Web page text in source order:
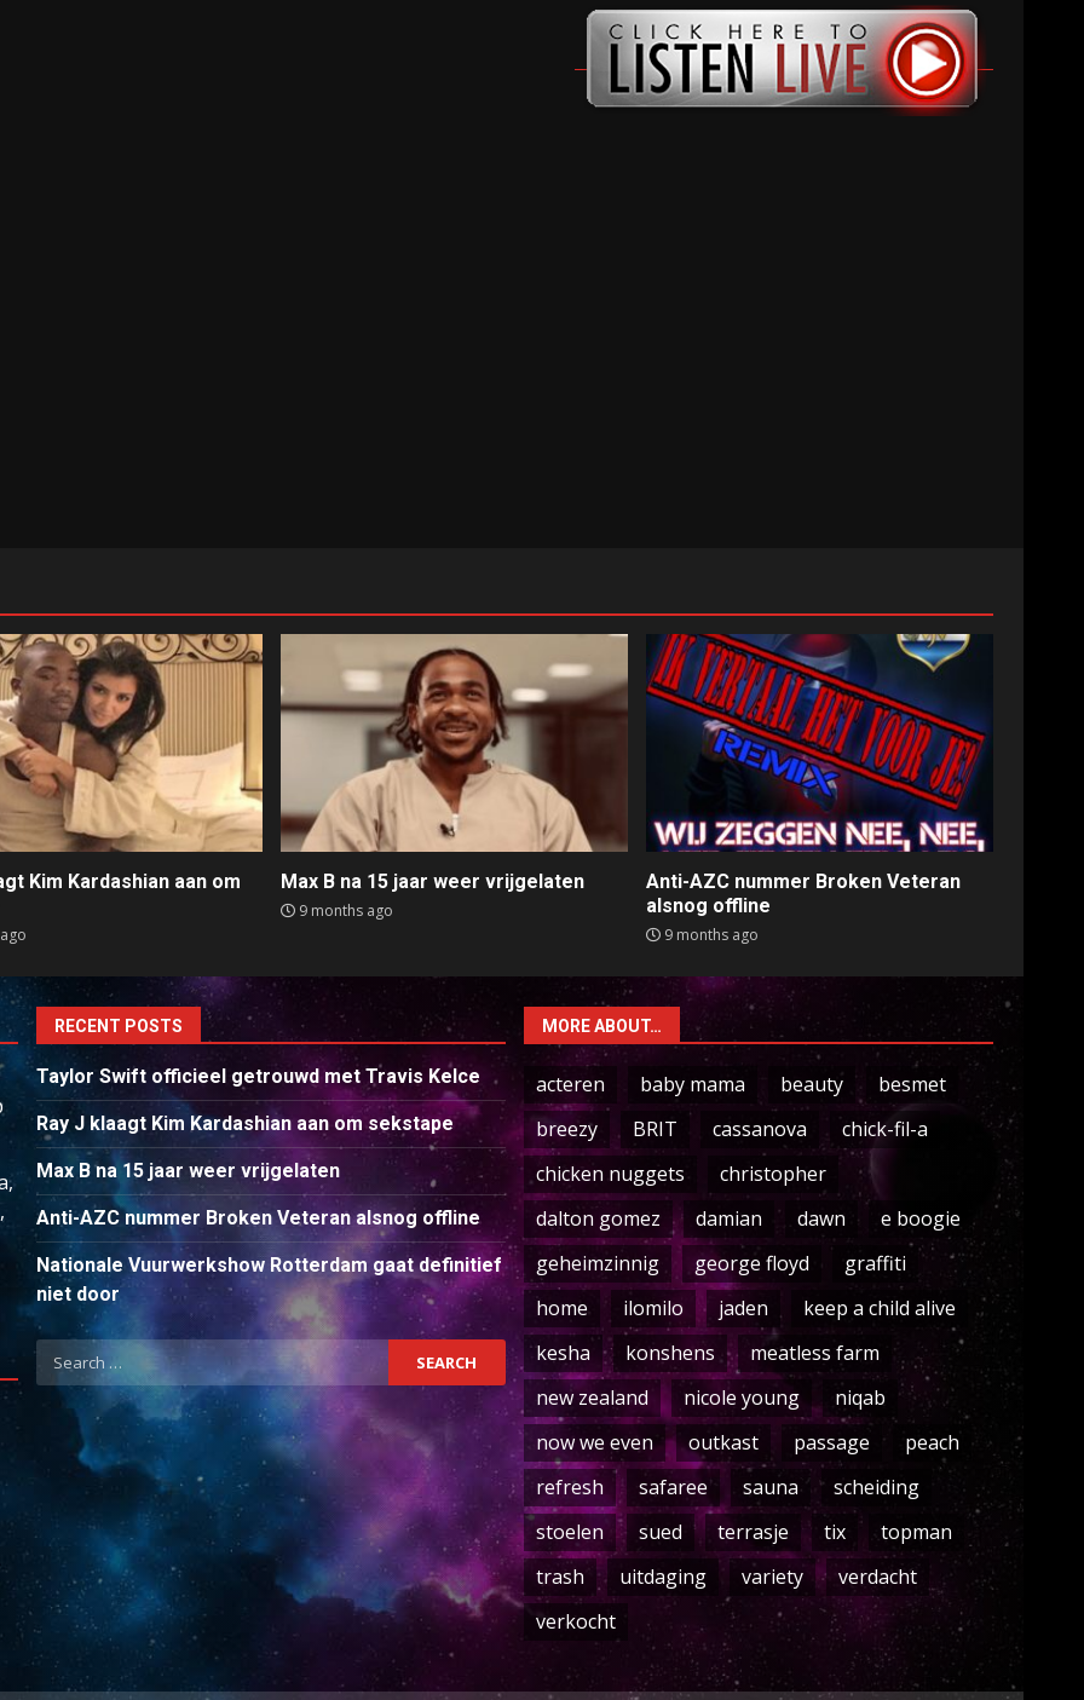
Kim Kardashian aan om
Max B na 15 jaar weer vrijgelaten
9 months ago
Anti-AZC nummer Broken Veteran
alsnog offline
9 months ago
RECENT POSTS
Taylor Swift officieel getrouwd met Travis Kelce
Ray J klaagt Kim Kardashian aan om sekstape
Max B na 15 jaar weer vrijgelaten
Anti-AZC nummer Broken Veteran alsnog offline
Nationale Vuurwerkshow Rotterdam gaat definitief
niet door
Search
for:
MORE ABOUT…
acteren baby mama beauty
besmet
breezy
BRIT cassanova
chick-fil-a
chicken nuggets
christopher
dalton gomez
damian dawn
e boogie
geheimzinnig
george floyd
graffiti
home
ilomilo jaden
keep a child alive
kesha
konshens
meatless farm
new zealand
nicole young
niqab
now we even
outkast passage
peach
refresh
safaree sauna
scheiding
stoelen
sued terrasje tix
topman
trash
uitdaging variety
verdacht
verkocht